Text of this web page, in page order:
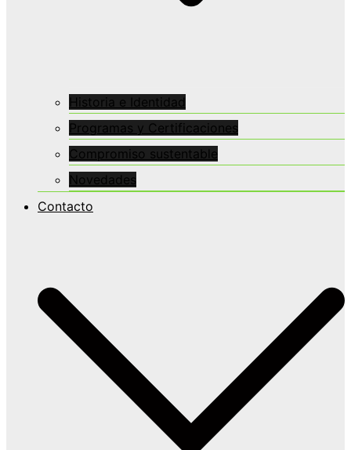
Historia e Identidad
Programas y Certificaciones
Compromiso sustentable
Novedades
Contacto